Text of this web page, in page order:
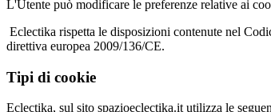
L'Utente può modificare le preferenze relative ai
Eclectika rispetta le disposizioni contenute nel
direttiva europea 2009/136/CE.
Tipi di cookie
Eclectika, sul sito spazioeclectika.it utilizza le